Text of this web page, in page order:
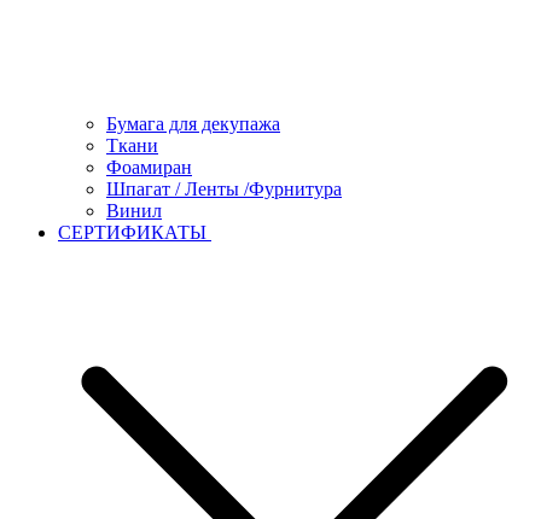
Бумага для декупажа
Ткани
Фоамиран
Шпагат / Ленты /Фурнитура
Винил
СЕРТИФИКАТЫ